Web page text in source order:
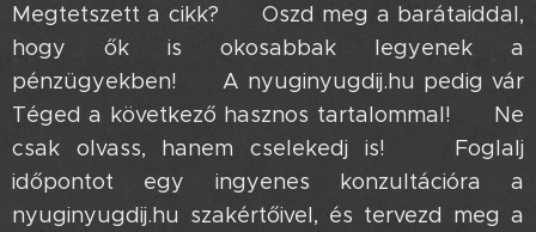
Megtetszett a cikk? 😉 Oszd meg a barátaiddal,
hogy ők is okosabbak legyenek a
pénzügyekben! 🤝 A nyuginyugdij.hu pedig vár
Téged a következő hasznos tartalommal! ✨ Ne
csak olvass, hanem cselekedj is! 💪 Foglalj
időpontot egy ingyenes konzultációra a
nyuginyugdij.hu szakértőivel, és tervezd meg a